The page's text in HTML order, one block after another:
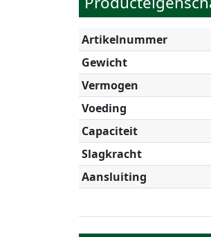
Artikelnummer
Gewicht
Vermogen
Voeding
Capaciteit
Slagkracht
Aansluiting